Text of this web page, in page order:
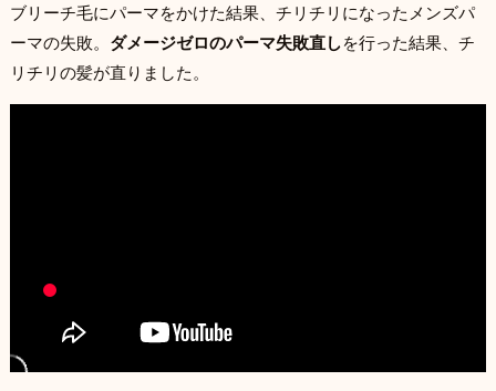
ブリーチ毛にパーマをかけた結果、チリチリになったメンズパ
ーマの失敗。 ダメージゼロのパーマ失敗直しを行った結果、チ
リチリの髪が直りました。